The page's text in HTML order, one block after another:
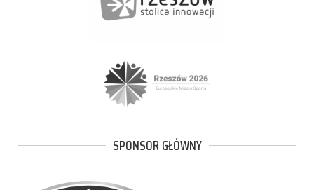
SPONSOR GŁÓWNY